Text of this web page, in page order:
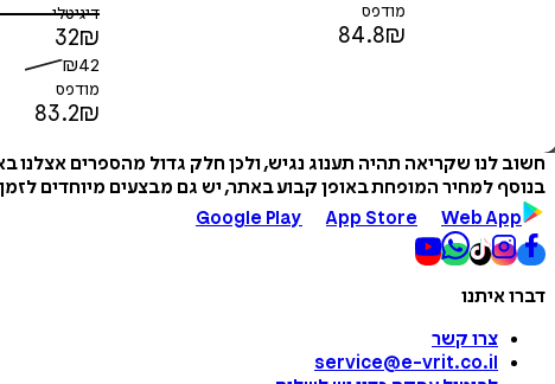
מודפס
84.8₪
דיגיטלי
32₪
₪42
מודפס
83.2₪
חשוב לנו שקריאה תהיה תענוג נגיש, ולכן חלק גדול מהספרים
בנוסף למחיר המופחת באופן קבוע באתר, יש גם מבצעים מיוחדים
Google Play
App Store Web App
דברו איתנו
צרו קשר
service@e-vrit.co.il